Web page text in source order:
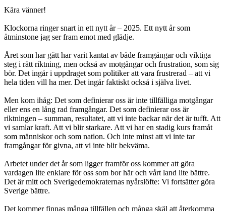
Kära vänner!
Klockorna ringer snart in ett nytt år – 2025. Ett nytt år som
åtminstone jag ser fram emot med glädje.
Året som har gått har varit kantat av både framgångar och viktiga
steg i rätt riktning, men också av motgångar och frustration, som sig
bör. Det ingår i uppdraget som politiker att vara frustrerad – att vi
hela tiden vill ha mer. Det ingår faktiskt också i själva livet.
Men kom ihåg: Det som definierar oss är inte tillfälliga motgångar
eller ens en lång rad framgångar. Det som definierar oss är
riktningen – summan, resultatet, att vi inte backar när det är tufft. Att
vi samlar kraft. Att vi blir starkare. Att vi har en stadig kurs framåt
som människor och som nation. Och inte minst att vi inte tar
framgångar för givna, att vi inte blir bekväma.
Arbetet under det år som ligger framför oss kommer att göra
vardagen lite enklare för oss som bor här och vårt land lite bättre.
Det är mitt och Sverigedemokraternas nyårslöfte: Vi fortsätter göra
Sverige bättre.
Det kommer finnas många tillfällen och många skäl att återkomma